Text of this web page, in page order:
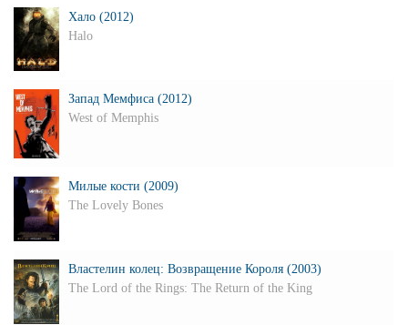
Хало (2012)
Halo
Запад Мемфиса (2012)
West of Memphis
Милые кости (2009)
The Lovely Bones
Властелин колец: Возвращение Короля (2003)
The Lord of the Rings: The Return of the King